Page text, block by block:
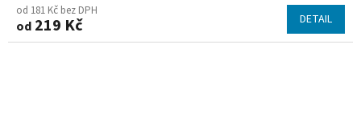
od 181 Kč bez DPH
od 219 Kč DETAIL